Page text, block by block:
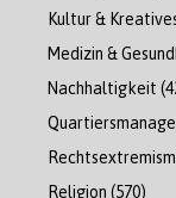
Kultur &
Medizin &
Nachhaltigkeit
Religion (570)